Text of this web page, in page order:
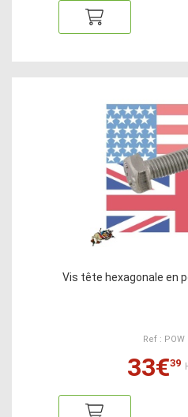
Vis tête hexagonale en
Ref : POW
33€39